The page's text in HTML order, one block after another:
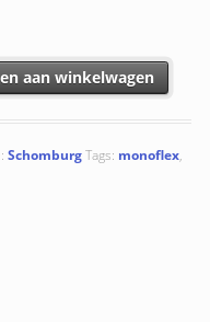
aan winkelwagen
Schomburg Tags: monoflex,